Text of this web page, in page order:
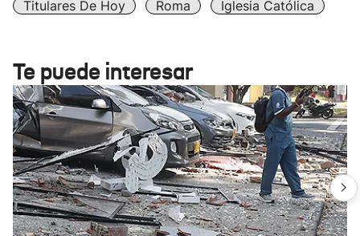
Titulares De Hoy
Roma Iglesia Católica
Te puede interesar